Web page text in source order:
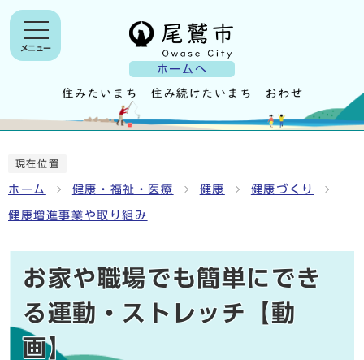
ホームへ
メニュー
現在位置
ホーム 健康・福祉・医療 健康 健康づくり
健康増進事業や取り組み
お家や職場でも簡単にでき
る運動・ストレッチ【動
画】